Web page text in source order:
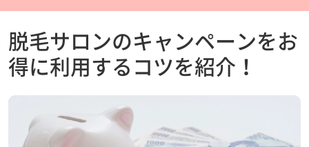
脱毛サロンのキャンペーンをお
得に利用するコツを紹介！